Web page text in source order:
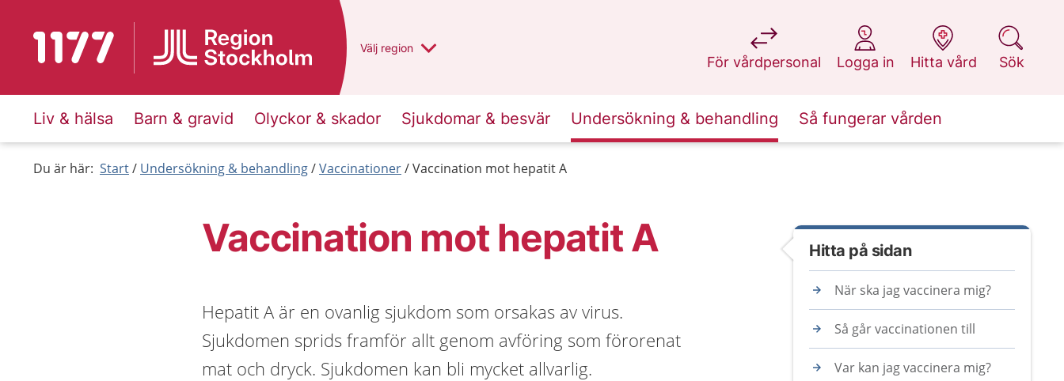
Till startsidan för 1177 Du har valt region
Välj en annan
region
För vårdpersonal
på 1177.se
Logga in
på 1177.se
Hitta vård
på 1177.se
Sök
på 1177.se
Liv & hälsa Barn & gravid Olyckor & skador Sjukdomar & besvär Undersökning & behandling Så fungerar vården
Du är här: Start Undersökning & behandling Vaccinationer Vaccination mot hepatit A
Vaccination mot hepatit A
Hepatit A är en ovanlig sjukdom som orsakas av virus.
Sjukdomen sprids framför allt genom avföring som förorenat
mat och dryck. Sjukdomen kan bli mycket allvarlig.
Hitta på sidan
När ska jag vaccinera mig?
Så går vaccinationen till
Var kan jag vaccinera mig?